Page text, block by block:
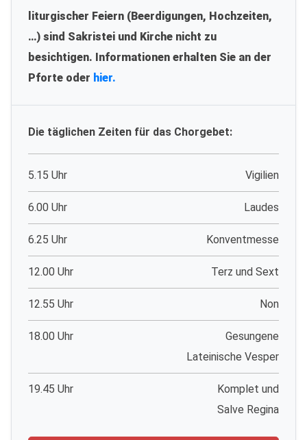
liturgischer Feiern (Beerdigungen, Hochzeiten,
…) sind Sakristei und Kirche nicht zu
besichtigen. Informationen erhalten Sie an der
Pforte oder hier.
Die täglichen Zeiten für das Chorgebet:
5.15 Uhr Vigilien
6.00 Uhr Laudes
6.25 Uhr Konventmesse
12.00 Uhr Terz und Sext
12.55 Uhr Non
18.00 Uhr
Gesungene
Lateinische Vesper
19.45 Uhr
Komplet und
Salve Regina